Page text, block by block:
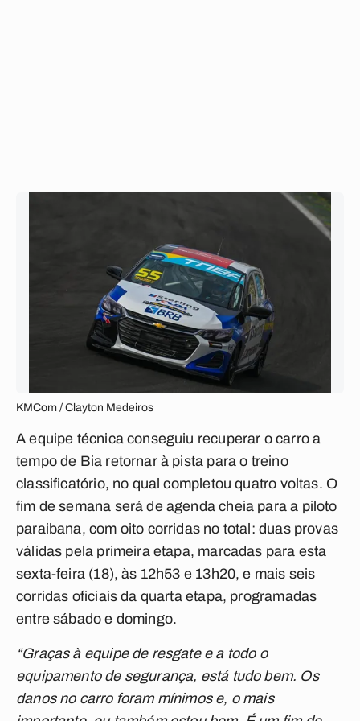
KMCom / Clayton Medeiros
A equipe técnica conseguiu recuperar o carro a
tempo de Bia retornar à pista para o treino
classificatório, no qual completou quatro voltas. O
fim de semana será de agenda cheia para a piloto
paraibana, com oito corridas no total: duas provas
válidas pela primeira etapa, marcadas para esta
sexta-feira (18), às 12h53 e 13h20, e mais seis
corridas oficiais da quarta etapa, programadas
entre sábado e domingo.
“Graças à equipe de resgate e a todo o
equipamento de segurança, está tudo bem. Os
danos no carro foram mínimos e, o mais